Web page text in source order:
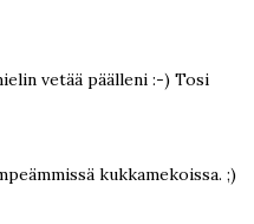
vetää päälleni :-) Tosi
kukkamekoissa. ;)